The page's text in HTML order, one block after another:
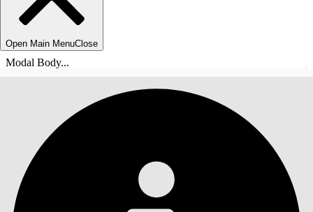
Open Main MenuClose
Modal Body...
INHALT